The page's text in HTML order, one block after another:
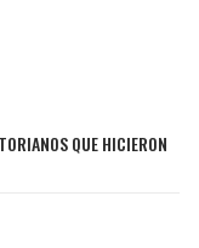
QUE HICIERON